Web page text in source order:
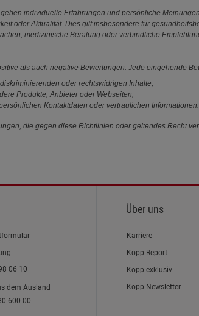
individuelle Erfahrungen und persönliche
oder Aktualität. Dies gilt insbesondere für
medizinische Beratung oder verbindliche
als auch negative Bewertungen. Jede eingehende
oder rechtswidrigen Inhalte,
Produkte, Anbieter oder Webseiten,
Kontaktdaten oder vertraulichen Informationen.
die gegen diese Richtlinien oder geltendes Recht
06 10
dem Ausland
600 00
Über uns
Karriere
Kopp Report
Kopp exklusiv
Kopp Newsletter